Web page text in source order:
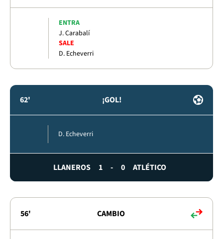
ENTRA
J. Carabalí
SALE
D. Echeverri
62' ¡GOL!
D. Echeverri
LLANEROS 1 - 0 ATLÉTICO
56' CAMBIO